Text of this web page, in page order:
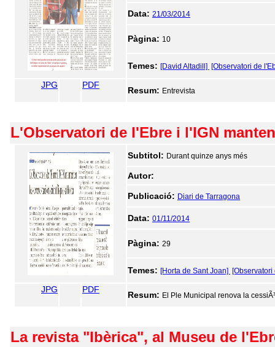
Data: 21/03/2014
Pàgina: 10
Temes: [David Altadill] [Observatori de
JPG PDF
Resum: Entrevista
L'Observatori de l'Ebre i l'IGN
Subtitol: Durant quinze anys més
Autor:
Publicació: Diari de Tarragona
Data: 01/11/2014
Pàgina: 29
Temes: [Horta de Sant Joan] [Observatori
JPG PDF
Resum: El Ple Municipal renova la
La revista "Ibèrica", al Museu de